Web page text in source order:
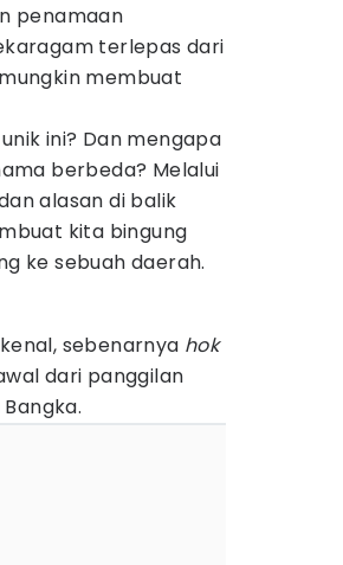
penamaan
terlepas dari
membuat
ini? Dan mengapa
berbeda? Melalui
alasan di balik
kita bingung
ke sebuah daerah.
sebenarnya hok
dari panggilan